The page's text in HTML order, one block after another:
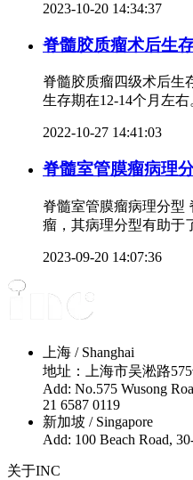
2023-10-20 14:34:37
脊髓胶质瘤术后生
脊髓胶质瘤四级术后生
生存期在12-14个月左
2022-10-27 14:41:03
脊髓室管膜瘤病理
脊髓室管膜瘤病理分型
瘤，其病理分型有助于
2023-09-20 14:07:36
上海 / Shanghai
地址：上海市吴淞路
Add: No.575 Wusong
21 6587 0119
新加坡 / Singapore
Add: 100 Beach Road,
关于INC